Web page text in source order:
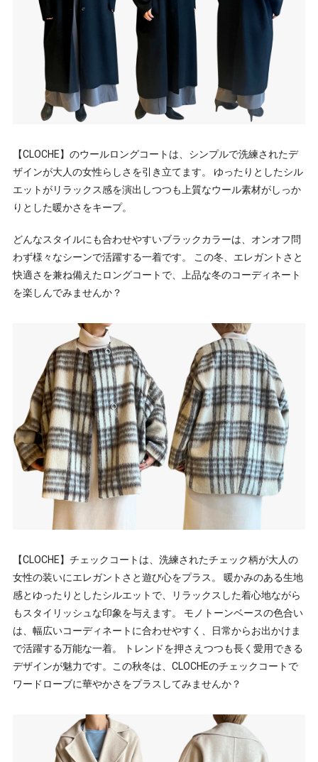
【CLOCHE】のウールロングコートは、シンプルで洗練されたデ
ザインが大人の女性らしさを引き立てます。 ゆったりとしたシル
エットがリラックス感を演出しつつも上質なウール素材がしっか
りとした暖かさをキープ。
どんなスタイルにも合わせやすいブラックカラーは、オンオフ問
わず様々なシーンで活躍する一着です。 この冬、エレガントさと
快適さを兼ね備えたロングコートで、上品な冬のコーディネート
を楽しんでみませんか？
【CLOCHE】チェックコートは、洗練されたチェック柄が大人の
女性の装いにエレガントさと遊び心をプラス。 暖かみのある生地
感とゆったりとしたシルエットで、リラックスした着心地ながら
もスタイリッシュな印象を与えます。 モノトーンベースの色合い
は、幅広いコーディネートに合わせやすく、日常からお出かけま
で活躍する万能な一着。 トレンドを押さえつつも長く愛用できる
デザインが魅力です。この秋冬は、CLOCHEのチェックコートで
ワードローブに華やかさをプラスしてみませんか？